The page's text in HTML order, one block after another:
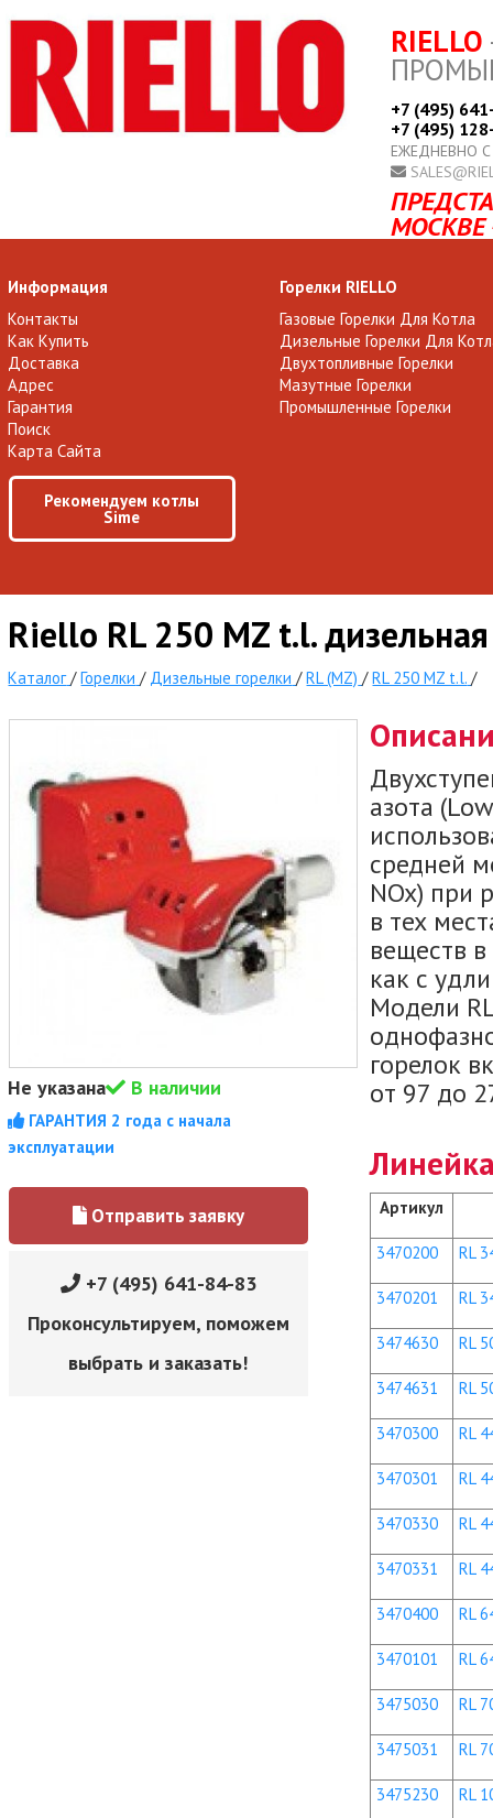
RIELLO
+7 (495)
+7 (495)
ЕЖЕДНЕВНО
МОСКВЕ
Информация
Контакты
Как Купить
Доставка
Адрес
Гарантия
Поиск
Карта Сайта
Рекомендуем котлы
Sime
Горелки RIELLO
Газовые Горелки Для Котла
Дизельные Горелки Для
Двухтопливные Горелки
Мазутные Горелки
Промышленные Горелки
Riello RL 250 MZ t.l.
Каталог /Горелки / Дизельные горелки /RL (MZ) /RL 250 MZ t.l. /
Не указана В наличии
ГАРАНТИЯ 2 года с начала
эксплуатации
Отправить заявку
+7 (495) 641-84-83
Проконсультируем, поможем
выбрать и заказать!
азота
средней
NOx) при
в тех
веществ
как с
Модели
горелок
от 97 до
Артикул
3470200 RL
3470201 RL
3474630 RL
3474631 RL
3470300 RL
3470301 RL
3470330 RL
3470331 RL
3470400 RL
3470101 RL
3475030 RL
3475031 RL
3475230 RL